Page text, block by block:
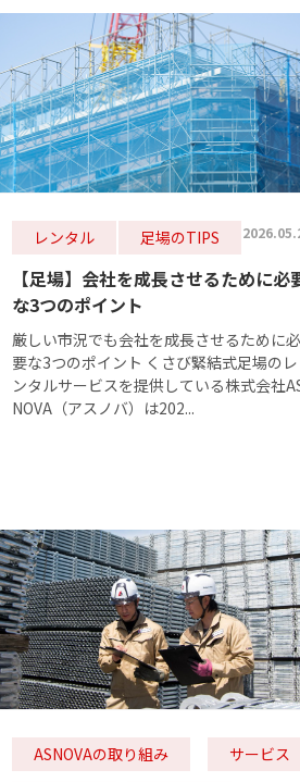
レンタル 足場のTIPS
【足場】会社を成長させるために必
な3つのポイント
厳しい市況でも会社を成長させるために必
要な3つのポイント くさび緊結式足場のレ
ンタルサービスを提供している株式会社
NOVA（アスノバ）は202...
ASNOVAの取り組み サービス